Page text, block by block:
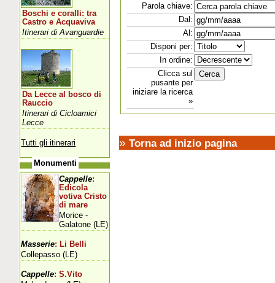
Parola chiave:
Dal:
Al:
Disponi per:
In ordine:
Clicca sul
pusante per
iniziare la ricerca
»
» Torna ad inizio pagina
Boschi e coralli: tra
Castro e Acquaviva
Itinerari di Avanguardie
Da Lecce al bosco di
Rauccio
Itinerari di Cicloamici
Lecce
Tutti gli itinerari
Monumenti
Cappelle:
Edicola
votiva Cristo
di mare
Morice -
Galatone (LE)
Masserie: Li Belli
Collepasso (LE)
Cappelle: S.Vito